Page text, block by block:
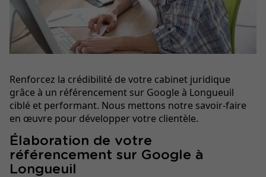
Renforcez la crédibilité de votre cabinet juridique
grâce à un référencement sur Google à Longueuil
ciblé et performant. Nous mettons notre savoir-faire
en œuvre pour développer votre clientèle.
Élaboration de votre
référencement sur Google à
Longueuil